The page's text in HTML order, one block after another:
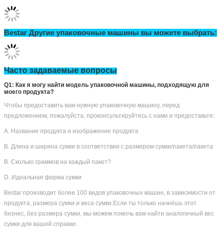
Почему выбрать Bestar:
Преимущества упаковочной машины Bestar
• Более 12 лет опыта работы с упаковочными машинами.
• Проектирование машин и инновации в системе.
• Гибкость и профессионализм на заказ.
• Фабричная цена с высоким качеством и высокой
эффективностью машины, стоимость за деньги.
• Мы храним запасы электронных компонентов, сенсорных
дисплеев, двигателей и т.д. готовы к немедленной доставке.
• Предоставление индивидуальных услуг для специальных
заказов в соответствии со спецификациями.
• Долгосрочные клиенты - это довольные клиенты и постоянные
удовлетворение наших клиентов за счет поставки простого в
использовании и надежного оборудования.